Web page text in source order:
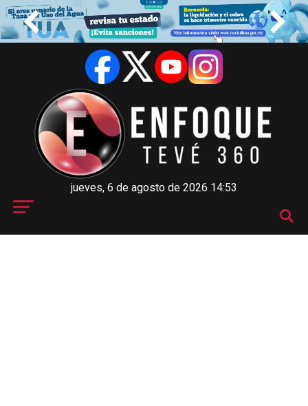
jueves, 6 de agosto de 2026 14:53